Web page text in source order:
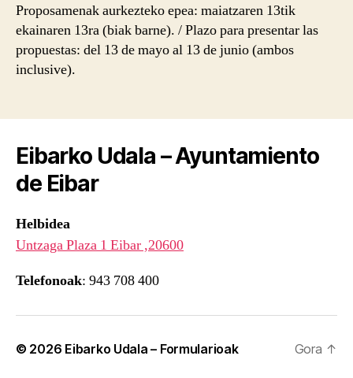
Proposamenak aurkezteko epea: maiatzaren 13tik
ekainaren 13ra (biak barne). / Plazo para presentar las
propuestas: del 13 de mayo al 13 de junio (ambos
inclusive).
Eibarko Udala – Ayuntamiento
de Eibar
Helbidea
Untzaga Plaza 1 Eibar ,20600
Telefonoak: 943 708 400
© 2026 Eibarko Udala – Formularioak Gora ↑